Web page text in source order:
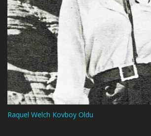
Raquel Welch Kovboy Oldu